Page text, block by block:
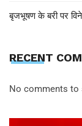
बृजभूषण के बरी पर
RECENT
No comments to